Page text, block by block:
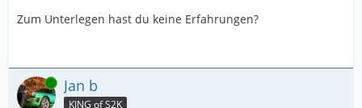
Zum Unterlegen hast du keine Erfahrungen?
Online Jan b
KING of S2K